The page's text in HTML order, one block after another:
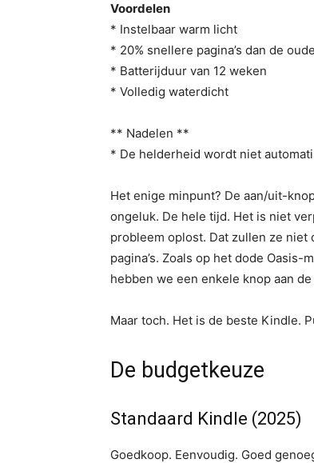
Voordelen
* Instelbaar warm licht
* 20% snellere pagina’s dan de oude
* Batterijduur van 12 weken
* Volledig waterdicht
** Nadelen **
* De helderheid wordt niet
Het enige minpunt? De aan/uit-
ongeluk. De hele tijd. Het is niet
probleem oplost. Dat zullen ze niet
pagina’s. Zoals op het dode Oasis-
hebben we een enkele knop aan
Maar toch. Het is de beste Kindle.
De budgetkeuze
Standaard Kindle (2025)
Goedkoop. Eenvoudig. Goed